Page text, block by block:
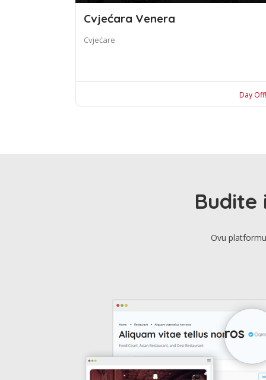
Cvjećara Venera
Cvjećare
Day
Budite
Ovu